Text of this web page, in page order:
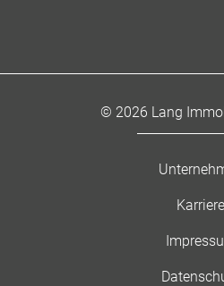
© 2026 Lang
Karriere